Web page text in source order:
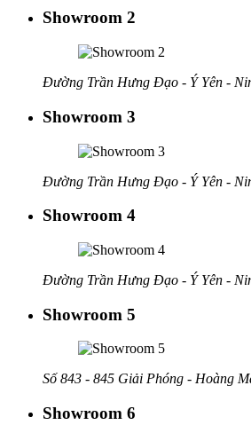
Showroom 2
Đường Trần Hưng Đạo - Ý Yên -
Showroom 3
Đường Trần Hưng Đạo - Ý Yên -
Showroom 4
Đường Trần Hưng Đạo - Ý Yên -
Showroom 5
Số 843 - 845 Giải Phóng - Hoàng
Showroom 6